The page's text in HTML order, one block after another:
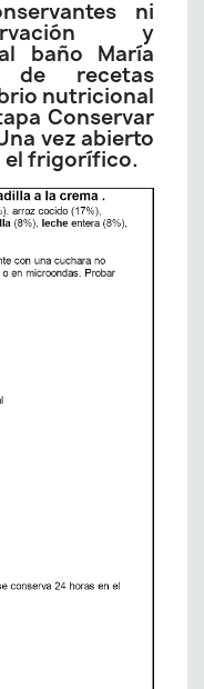
ni
y
baño María
de recetas
nutricional
Conservar
vez abierto
el frigorífico.